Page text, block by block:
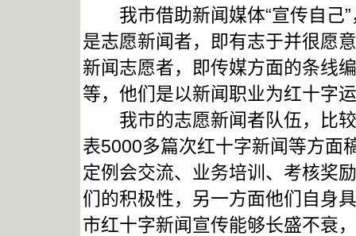
我市借助新闻媒体“宣传自己”
是志愿新闻者，即有志于并很愿
新闻志愿者，即传媒方面的条线
等，他们是以新闻职业为红十字
我市的志愿新闻者队伍，比较
表5000多篇次红十字新闻等方面
定例会交流、业务培训、考核奖
们的积极性，另一方面他们自身
市红十字新闻宣传能够长盛不衰